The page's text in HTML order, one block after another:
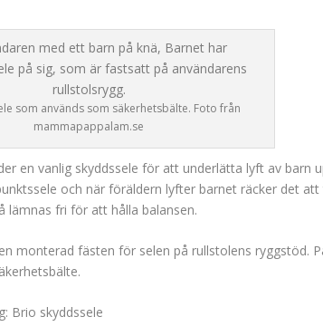
som används som säkerhetsbälte. Foto från
mammapappalam.se
en vanlig skyddssele för att underlätta lyft av barn
och när föräldern lyfter barnet räcker det att
lämnas fri för att hålla balansen.
monterad fästen för selen på rullstolens ryggstöd.
Brio skyddssele